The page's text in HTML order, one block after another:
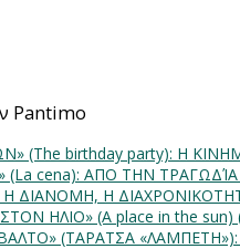
Pantimo
(The birthday party): H
cena): ΑΠΟ ΤΗΝ
Η ΔΙΑΝΟΜΗ, Η
ΗΛΙΟ» (Α place in the
(ΤΑΡΑΤΣΑ